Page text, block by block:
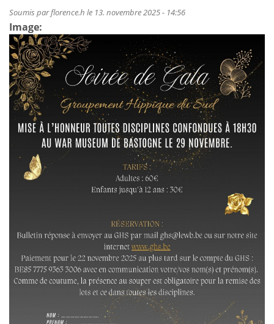
GHCR
Soumis parflorence.h le 13. novembre 2025 - 14:56
Image: